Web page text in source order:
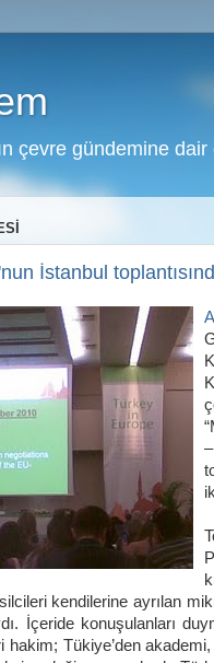
çevre gündemine
İstanbul
kendilerine ayrılan
İçeride konuşulanları
hakim; Tükiye’den